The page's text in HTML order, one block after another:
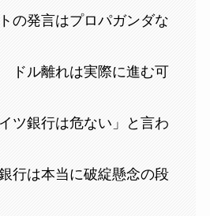
の発言はプロパガンダな
ドル離れは実際に進む可
ツ銀行は危ない」と言わ
行は本当に破綻懸念の段